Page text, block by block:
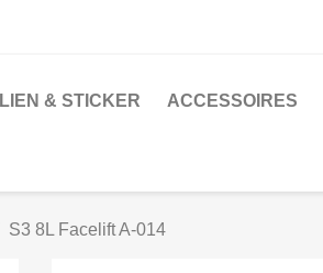
& STICKER ACCESSOIRES
S3 8L Facelift A-014